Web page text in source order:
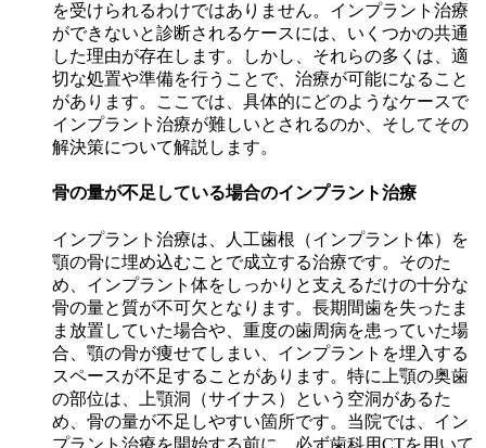
を受けられるわけではありません。インプラント治療
ができないと診断されるケースには、いくつかの共通
した理由が存在します。しかし、それらの多くは、適
切な処置や準備を行うことで、治療が可能になること
があります。ここでは、具体的にどのようなケースで
インプラント治療が難しいとされるのか、そしてその
解決策について解説します。
骨の量が不足している場合のインプラント治療
インプラント治療は、人工歯根（インプラント体）を
顎の骨に埋め込むことで成立する治療です。そのた
め、インプラント体をしっかりと支えるだけの十分な
骨の量と質が不可欠となります。長期間歯を失ったま
ま放置していた場合や、重度の歯周病を患っていた場
合、顎の骨が痩せてしまい、インプラントを埋入する
スペースが不足することがあります。特に上顎の奥歯
の部位は、上顎洞（サイナス）という空洞があるた
め、骨の量が不足しやすい箇所です。当院では、イン
プラント治療を開始する前に、必ず歯科用CTを用いて